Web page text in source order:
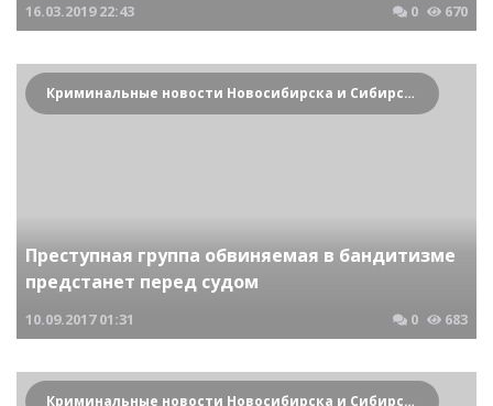
16.03.2019 22:43 0 670
Криминальные новости Новосибирска и Сибирского региона
Преступная группа обвиняемая в бандитизме
предстанет перед судом
10.09.2017 01:31 0 683
Криминальные новости Новосибирска и Сибирского региона